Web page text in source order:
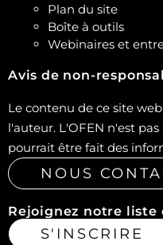
Plan du site
Boîte à outils
Webinaires et
Avis de non-
Le contenu de ce site
l'auteur. L'OFEN n'est
pourrait être fait des
NOUS
Rejoignez notre liste
S'INSCRIRE